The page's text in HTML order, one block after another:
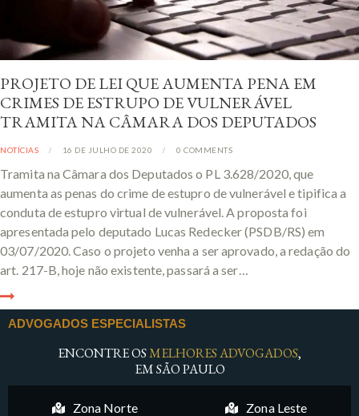
PROJETO DE LEI QUE AUMENTA PENA EM
CRIMES DE ESTRUPO DE VULNERÁVEL
TRAMITA NA CÂMARA DOS DEPUTADOS
NOTÍCIAS 16 DE JULHO DE 2020 0 COMMENTS
Tramita na Câmara dos Deputados o PL 3.628/2020, que
aumenta as penas do crime de estupro de vulnerável e tipifica a
conduta de estupro virtual de vulnerável. A proposta foi
apresentada pelo deputado Lucas Redecker (PSDB/RS) em
03/07/2020. Caso o projeto venha a ser aprovado, a redação do
art. 217-B, hoje não existente, passará a ser…
ADVOGADOS ESPECIALISTAS
ENCONTRE OSMELHORES ADVOGADOS,
EM SÃO PAULO
Zona Norte Zona Leste